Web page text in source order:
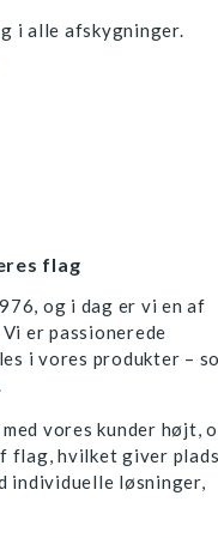
i alle afskygninger.
flag
og i dag er vi en af
er passionerede
i vores produkter –
vores kunder højt,
flag, hvilket giver
individuelle løsninger,